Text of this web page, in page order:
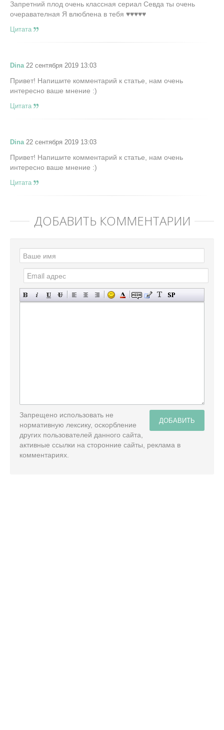
Запретний плод очень классная сериал Севда ты очень
очеравателная Я влюблена в тебя ♥♥♥♥♥
Цитата
Dina22 сентября 2019 13:03
Привет! Напишите комментарий к статье, нам очень
интересно ваше мнение :)
Цитата
Dina22 сентября 2019 13:03
Привет! Напишите комментарий к статье, нам очень
интересно ваше мнение :)
Цитата
ДОБАВИТЬ КОММЕНТАРИЙ
ДОБАВИТЬ
Запрещено использовать не
нормативную лексику, оскорбление
других пользователей данного сайта,
активные ссылки на сторонние сайты, реклама в
комментариях.